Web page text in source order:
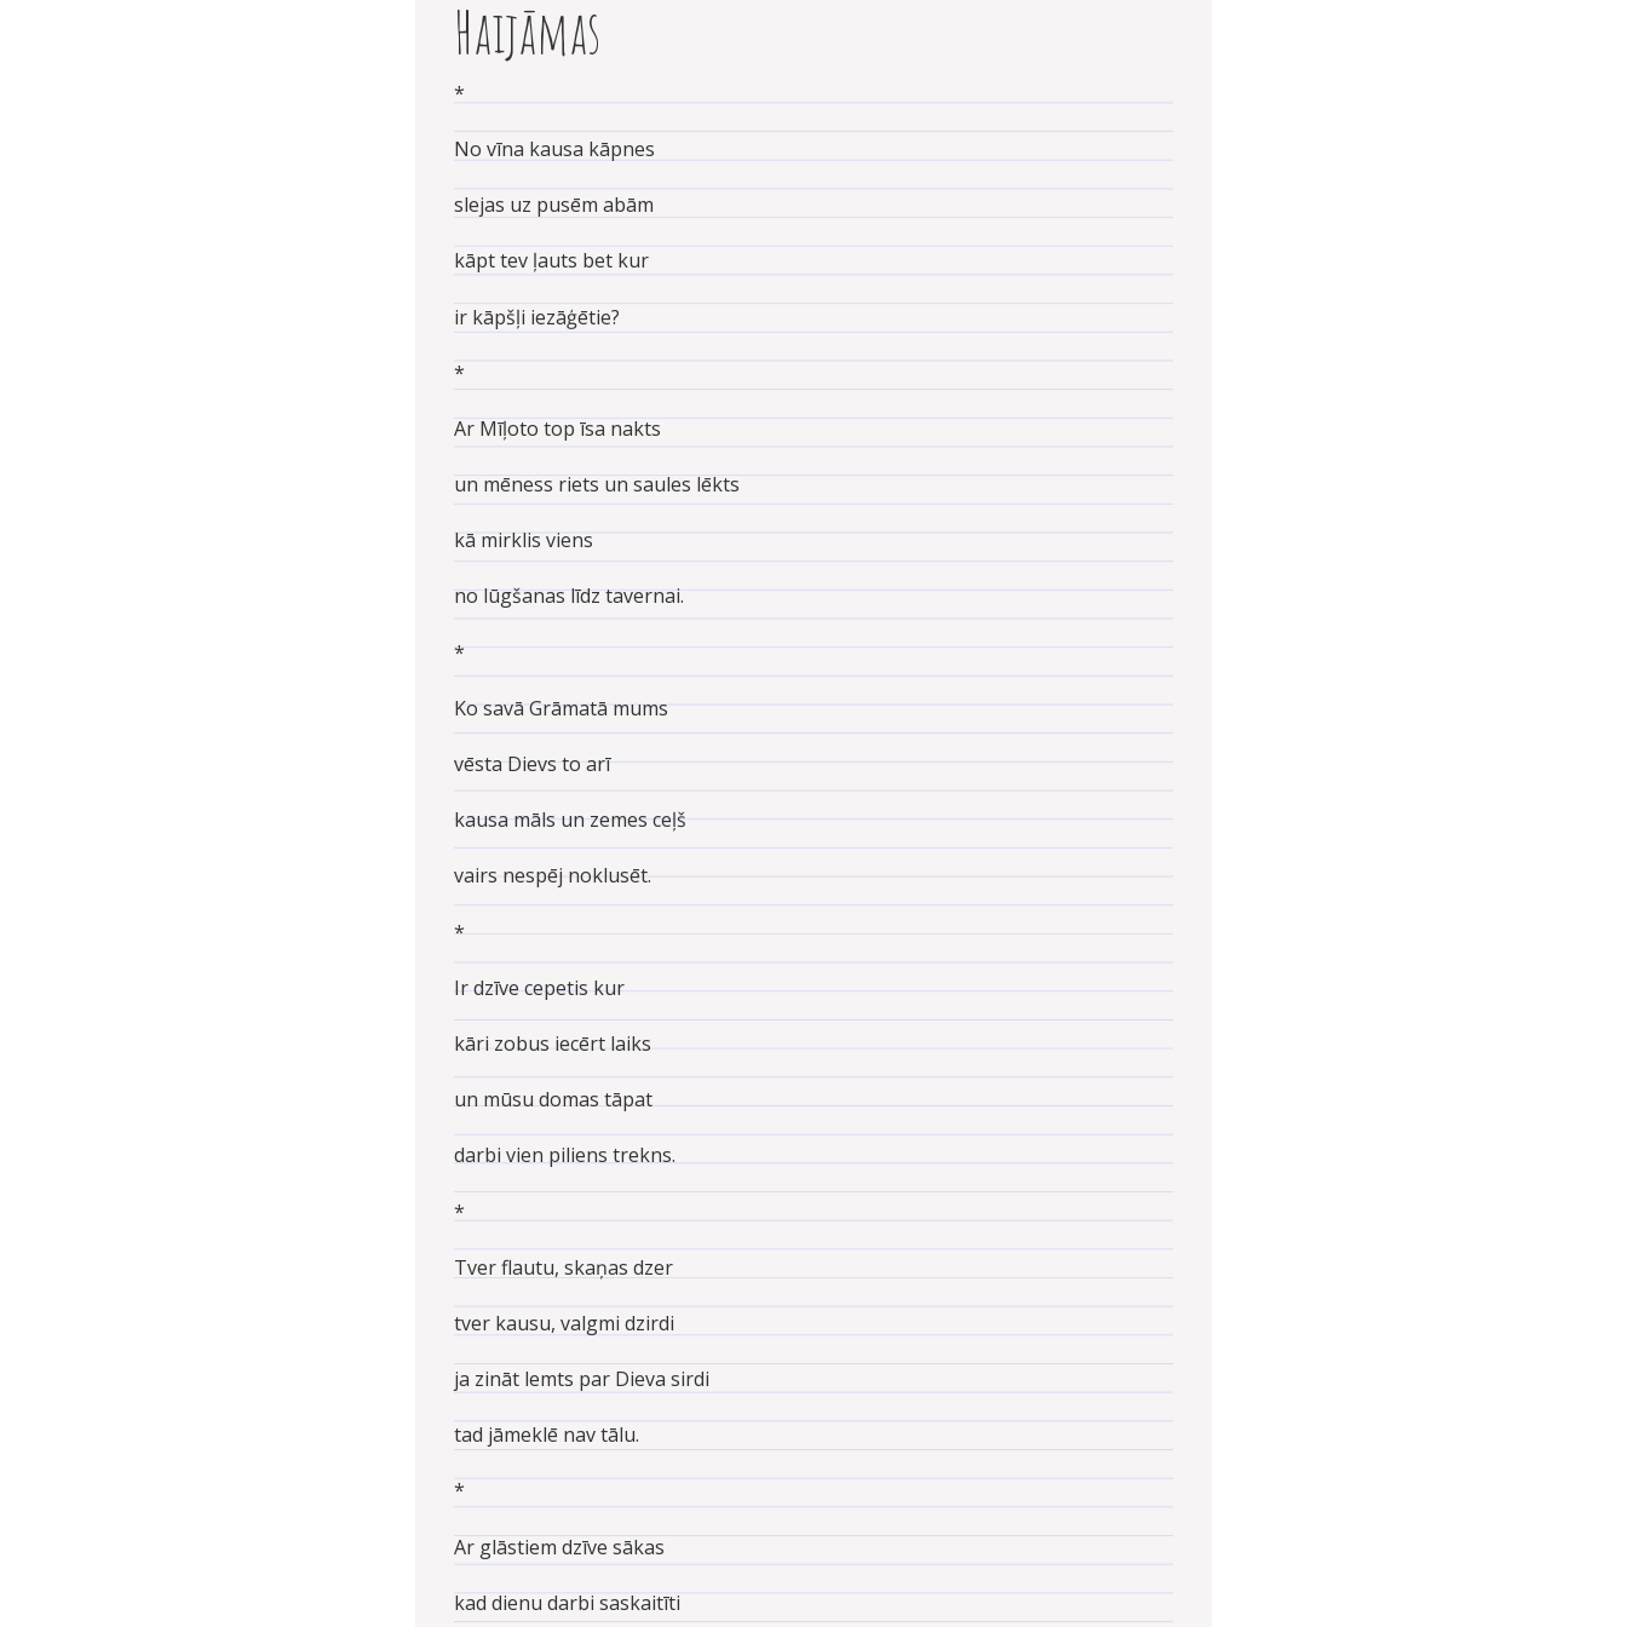
Haijāmas
*
No vīna kausa kāpnes
slejas uz pusēm abām
kāpt tev ļauts bet kur
ir kāpšļi iezāģētie?
*
Ar Mīļoto top īsa nakts
un mēness riets un saules lēkts
kā mirklis viens
no lūgšanas līdz tavernai.
*
Ko savā Grāmatā mums
vēsta Dievs to arī
kausa māls un zemes ceļš
vairs nespēj noklusēt.
*
Ir dzīve cepetis kur
kāri zobus iecērt laiks
un mūsu domas tāpat
darbi vien piliens trekns.
*
Tver flautu, skaņas dzer
tver kausu, valgmi dzirdi
ja zināt lemts par Dieva sirdi
tad jāmeklē nav tālu.
*
Ar glāstiem dzīve sākas
kad dienu darbi saskaitīti